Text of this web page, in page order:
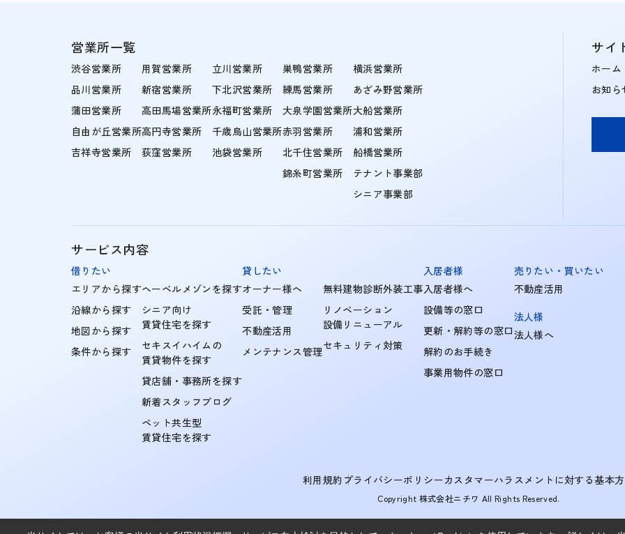
営業所一覧
渋谷営業所
品川営業所
蒲田営業所
自由が丘営業所
吉祥寺営業所
用賀営業所
新宿営業所
高田馬場営業所
高円寺営業所
荻窪営業所
立川営業所
下北沢営業所
永福町営業所
千歳烏山営業所
池袋営業所
巣鴨営業所
練馬営業所
大泉学園営業所
赤羽営業所
北千住営業所
錦糸町営業所
横浜営業所
あざみ野営業所
大船営業所
浦和営業所
船橋営業所
テナント事業部
シニア事業部
サイ
ホーム
お知ら
サービス内容
借りたい
エリアから探す
沿線から探す
地図から探す
条件から探す
ヘーベルメゾンを探す
シニア向け
賃貸住宅を探す
セキスイハイムの
賃貸物件を探す
貸店舗・事務所を探す
新着スタッフブログ
ペット共生型
賃貸住宅を探す
貸したい
オーナー様へ
受託・管理
不動産活用
メンテナンス管理
無料建物診断外装工事
リノベーション
設備リニューアル
セキュリティ対策
入居者様
入居者様へ
設備等の窓口
更新・解約等の窓口
解約のお手続き
事業用物件の窓口
売りたい・買いたい
不動産活用
法人様
法人様へ
利用規約 プライバシーポリシーカスタマーハラスメントに対する基本
Copyright 株式会社ニチワ All Rights Reserved.